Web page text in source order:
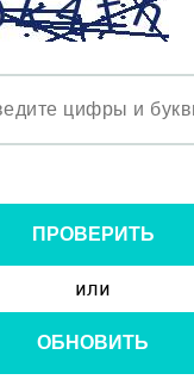
ПРОВЕРИТЬ
или
ОБНОВИТЬ